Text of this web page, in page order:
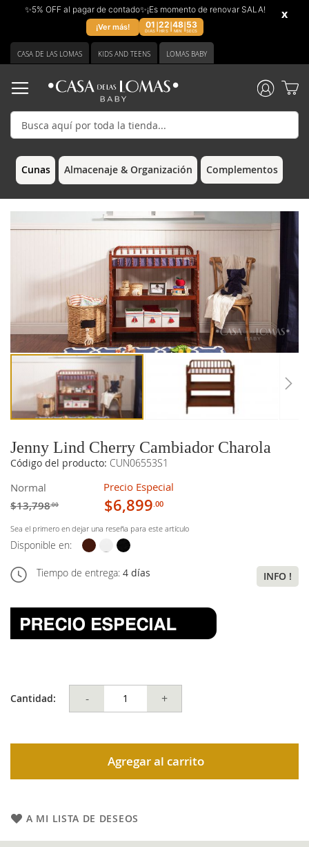
✨5% OFF al pagar de contado✨¡Es momento de renovar SALA!
¡Ver más! 01
DIAS
22
HRS
48
MIN | 53
SECS
x
Ir
CASA DE LAS LOMAS KIDS AND TEENS LOMAS BABY
Cunas Almacenaje & Organización Complementos
Jenny Lind Cherry Cambiador Charola
Código del producto: CUN06553S1
Normal
$13,798.00
Precio Especial
$6,899.00
Sea el primero en dejar una reseña para este artículo
Disponible en:
Tiempo de entrega: 4 días INFO !
Cantidad: - +
Agregar al carrito
A MI LISTA DE DESEOS
al
imágenes
al
imágenes